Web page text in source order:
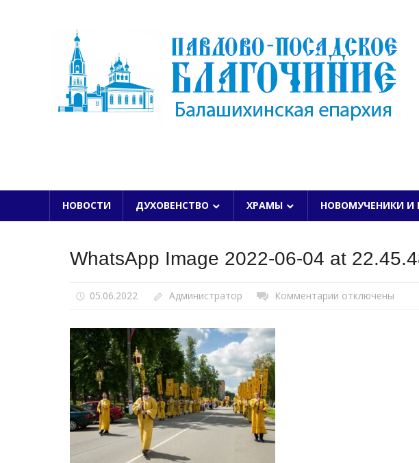
НОВОСТИ ДУХОВЕНСТВО ХРАМЫ НОВОМУЧЕНИКИ И
WhatsApp Image 2022-06-04 at
05.06.2022 Администратор Комментарии котключены